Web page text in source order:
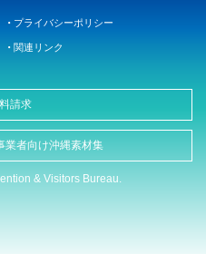
プライバシーポリシー
関連リンク
請求
業者向け沖縄素材集
& Visitors Bureau.